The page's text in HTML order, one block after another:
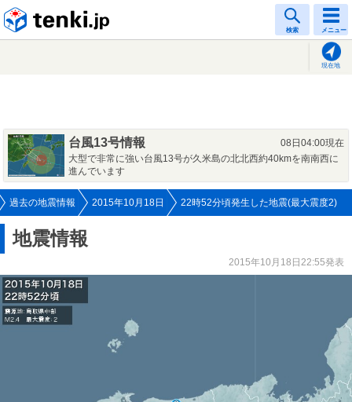
検索 メニュー
現在地
台風13号情報
08日04:00現在
大型で非常に強い台風13号が久米島の北北西約40kmを南南西に
進んでいます
過去の地震情報 2015年10月18日 22時52分頃発生した地震(最大震度2)
地震情報
2015年10月18日22:55発表